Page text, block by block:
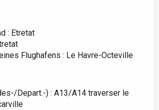
: Etretat
Flughafens : Le Havre-Octeville
Depart.-) : A13/A14 traverser le